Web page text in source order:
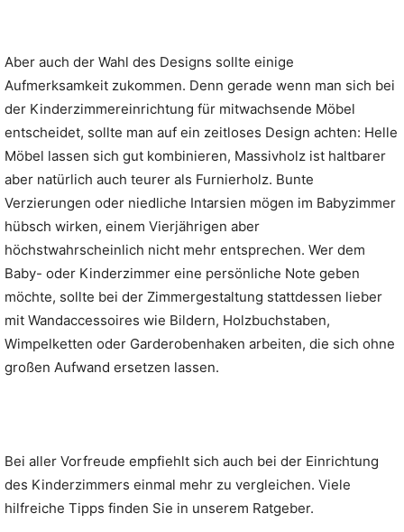
Aber auch der Wahl des Designs sollte einige
Aufmerksamkeit zukommen. Denn gerade wenn man sich bei
der Kinderzimmereinrichtung für mitwachsende Möbel
entscheidet, sollte man auf ein zeitloses Design achten: Helle
Möbel lassen sich gut kombinieren, Massivholz ist haltbarer
aber natürlich auch teurer als Furnierholz. Bunte
Verzierungen oder niedliche Intarsien mögen im Babyzimmer
hübsch wirken, einem Vierjährigen aber
höchstwahrscheinlich nicht mehr entsprechen. Wer dem
Baby- oder Kinderzimmer eine persönliche Note geben
möchte, sollte bei der Zimmergestaltung stattdessen lieber
mit Wandaccessoires wie Bildern, Holzbuchstaben,
Wimpelketten oder Garderobenhaken arbeiten, die sich ohne
großen Aufwand ersetzen lassen.
Bei aller Vorfreude empfiehlt sich auch bei der Einrichtung
des Kinderzimmers einmal mehr zu vergleichen. Viele
hilfreiche Tipps finden Sie in unserem Ratgeber.